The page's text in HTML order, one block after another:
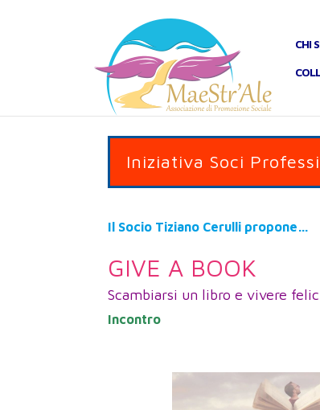
CHI
Iniziativa Soci
Il Socio Tiziano Cerulli propone…
GIVE A BOOK
Scambiarsi un libro e vivere
Incontro